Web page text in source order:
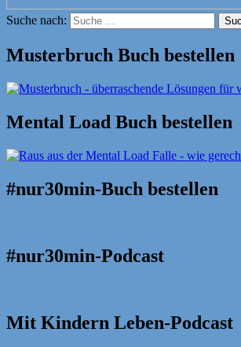
Suche nach:
Musterbruch Buch bestellen
Mental Load Buch bestellen
#nur30min-Buch bestellen
#nur30min-Podcast
Mit Kindern Leben-Podcast